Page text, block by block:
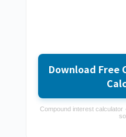
Download Free
Compound interest calculator